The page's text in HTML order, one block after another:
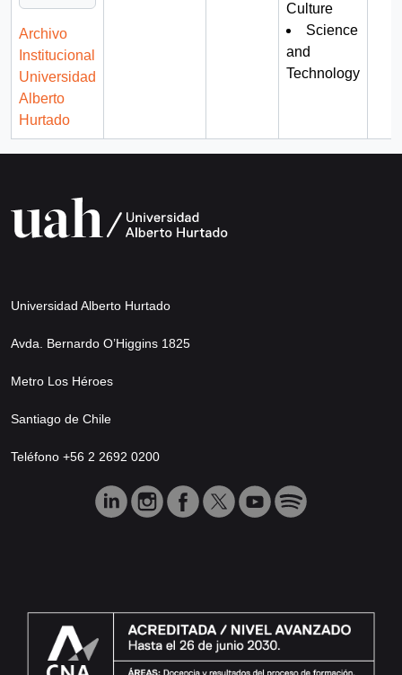
Archivo
Institucional
Universidad
Alberto
Hurtado
Culture
Science
and
Technology
Universidad Alberto Hurtado
Avda. Bernardo O’Higgins 1825
Metro Los Héroes
Santiago de Chile
Teléfono +56 2 2692 0200